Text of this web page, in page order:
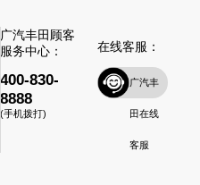
广汽丰田顾客
服务中心：
400-830-
8888
(手机拨打)
在线客服：
广汽丰
田在线
客服